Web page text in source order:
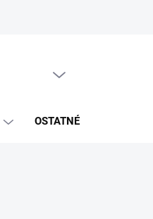
OSTATNÉ